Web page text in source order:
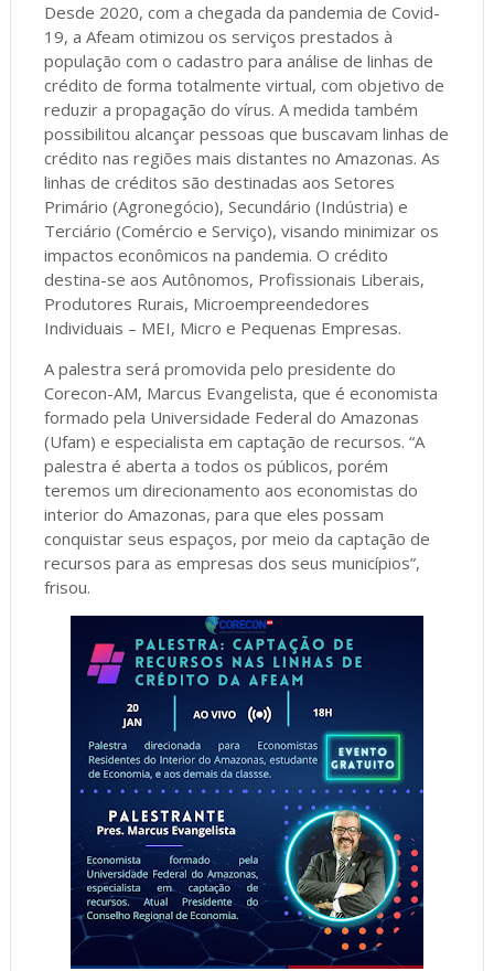
Desde 2020, com a chegada da pandemia de Covid-
19, a Afeam otimizou os serviços prestados à
população com o cadastro para análise de linhas de
crédito de forma totalmente virtual, com objetivo de
reduzir a propagação do vírus. A medida também
possibilitou alcançar pessoas que buscavam linhas de
crédito nas regiões mais distantes no Amazonas. As
linhas de créditos são destinadas aos Setores
Primário (Agronegócio), Secundário (Indústria) e
Terciário (Comércio e Serviço), visando minimizar os
impactos econômicos na pandemia. O crédito
destina-se aos Autônomos, Profissionais Liberais,
Produtores Rurais, Microempreendedores
Individuais – MEI, Micro e Pequenas Empresas.
A palestra será promovida pelo presidente do
Corecon-AM, Marcus Evangelista, que é economista
formado pela Universidade Federal do Amazonas
(Ufam) e especialista em captação de recursos. “A
palestra é aberta a todos os públicos, porém
teremos um direcionamento aos economistas do
interior do Amazonas, para que eles possam
conquistar seus espaços, por meio da captação de
recursos para as empresas dos seus municípios”,
frisou.